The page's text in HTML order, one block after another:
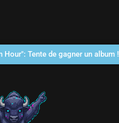
Hour": Tente de gagner un album !